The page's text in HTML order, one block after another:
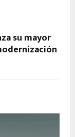
su mayor